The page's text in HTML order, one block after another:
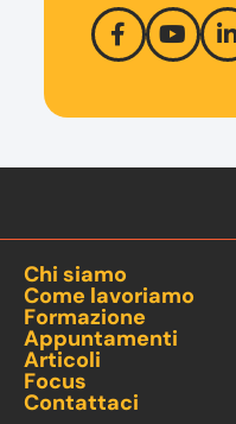
Chi siamo
Come lavoriamo
Formazione
Appuntamenti
Articoli
Focus
Contattaci